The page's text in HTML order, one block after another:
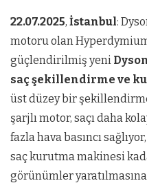
22.07.2025, İstanbul:
motoru olan
güçlendirilmiş yeni
saç şekillendirme ve
üst düzey bir
şarjlı motor, saçı daha
fazla hava basıncı
saç kurutma makinesi
görünümler